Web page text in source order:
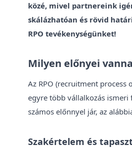
közé, mivel partnereink
skálázhatóan és rövid
RPO tevékenységünket!
Milyen előnyei
Az RPO (recruitment process
egyre több vállalkozás ismeri
számos előnnyel jár, az
Szakértelem és